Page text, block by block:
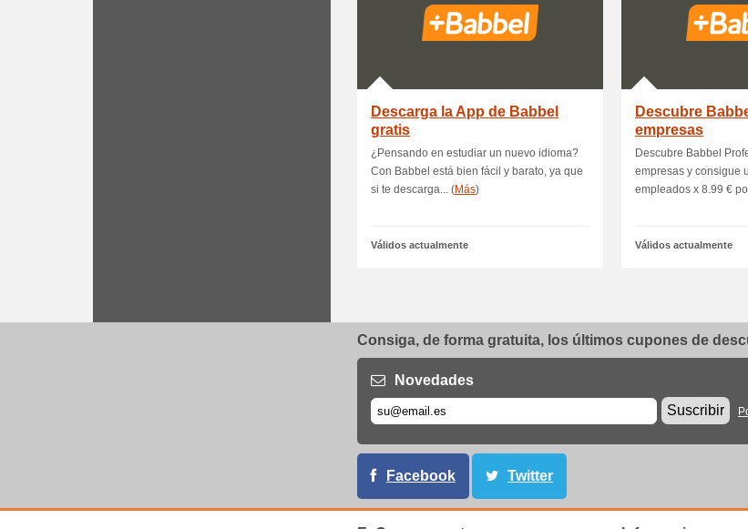
Descarga la App de Babbel
gratis
¿Pensando en estudiar un nuevo idioma?
Con Babbel está bien fácil y barato, ya que
si te descarga... (Más)
Válidos actualmente
Descubre
empresas
Descubre Babbel
empresas y consigue
empleados x 8.99 €
Válidos actualmente
Consiga, de forma gratuita, los últimos cupones de
Novedades
Suscribir
Facebook Twitter